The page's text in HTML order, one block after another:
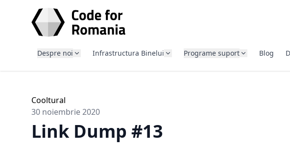
Despre noi Infrastructura Binelui Programe suport Blog
Cooltural
30 noiembrie 2020
Link Dump #13